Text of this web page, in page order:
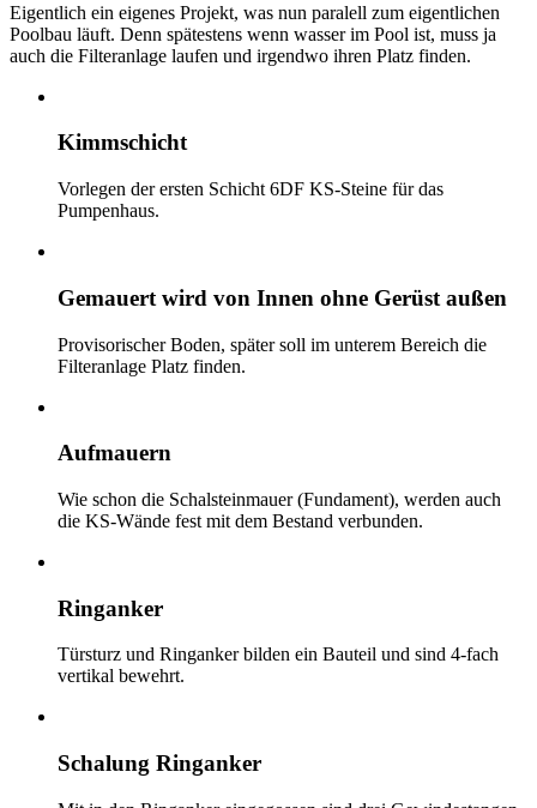
Eigentlich ein eigenes Projekt, was nun paralell zum eigentlichen
Poolbau läuft. Denn spätestens wenn wasser im Pool ist, muss ja
auch die Filteranlage laufen und irgendwo ihren Platz finden.
Kimmschicht
Vorlegen der ersten Schicht 6DF KS-Steine für das
Pumpenhaus.
Gemauert wird von Innen ohne Gerüst außen
Provisorischer Boden, später soll im unterem Bereich die
Filteranlage Platz finden.
Aufmauern
Wie schon die Schalsteinmauer (Fundament), werden auch
die KS-Wände fest mit dem Bestand verbunden.
Ringanker
Türsturz und Ringanker bilden ein Bauteil und sind 4-fach
vertikal bewehrt.
Schalung Ringanker